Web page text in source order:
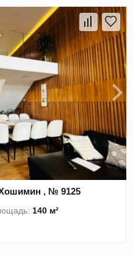
Хошимин , № 9125
140 м²